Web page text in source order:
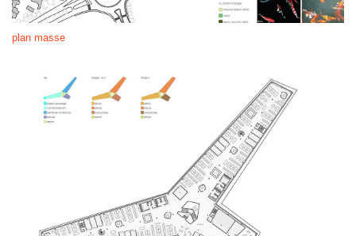
plan masse